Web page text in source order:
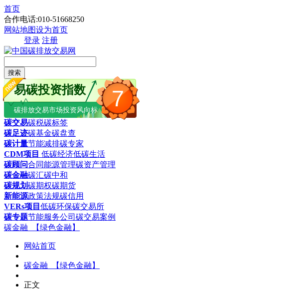
首页
合作电话:010-51668250
网站地图设为首页
登录 注册
搜索
7
易碳投资指数
碳排放交易市场投资风向标
碳交易碳税碳标签
碳足迹碳基金碳盘查
碳计量节能减排碳专家
CDM项目 低碳经济低碳生活
碳顾问合同能源管理碳资产管理
碳金融碳汇碳中和
碳规划碳期权碳期货
新能源政策法规碳信用
VERs项目 低碳环保碳交易所
碳专题节能服务公司 碳交易案例
碳金融_【绿色金融】
网站首页
碳金融_【绿色金融】
正文